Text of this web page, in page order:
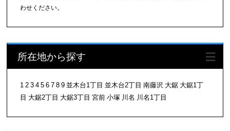
わせください。
所在地から探す
1 2 3 4 5 6 7 8 9 並木台1丁目 並木台2丁目 南藤沢 大鋸 大鋸1丁
目 大鋸2丁目 大鋸3丁目 宮前 小塚 川名 川名1丁目